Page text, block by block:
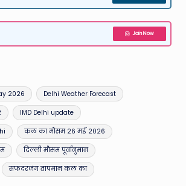
Join Now
2026 Delhi Weather Forecast
IMD Delhi update
कल का मौसम 26 मई 2026
दिल्ली मौसम पूर्वानुमान
सफदरजंग तापमान कल का